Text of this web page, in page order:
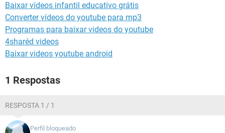
Baixar vídeos infantil educativo grátis
Converter vídeos do youtube para mp3
Programas para baixar videos do youtube
4sharéd videos
Baixar videos youtube android
1 Respostas
RESPOSTA 1 / 1
Perfil bloqueado